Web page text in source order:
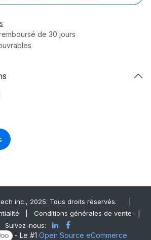
de 30 jours
​inc., 2025. Tous droits réservés.
Conditions générales de vente
Suivez-nous:
- Le #1Open Source eCommerce